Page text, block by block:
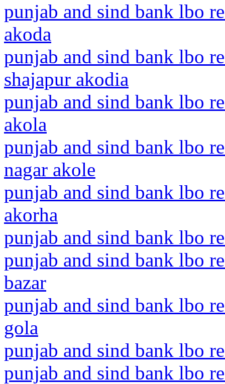
punjab and sind bank lbo
akoda
punjab and sind bank lbo
shajapur akodia
punjab and sind bank lbo
akola
punjab and sind bank lbo
nagar akole
punjab and sind bank lbo
akorha
punjab and sind bank lbo
punjab and sind bank lbo
bazar
punjab and sind bank lbo
gola
punjab and sind bank lbo
punjab and sind bank lbo